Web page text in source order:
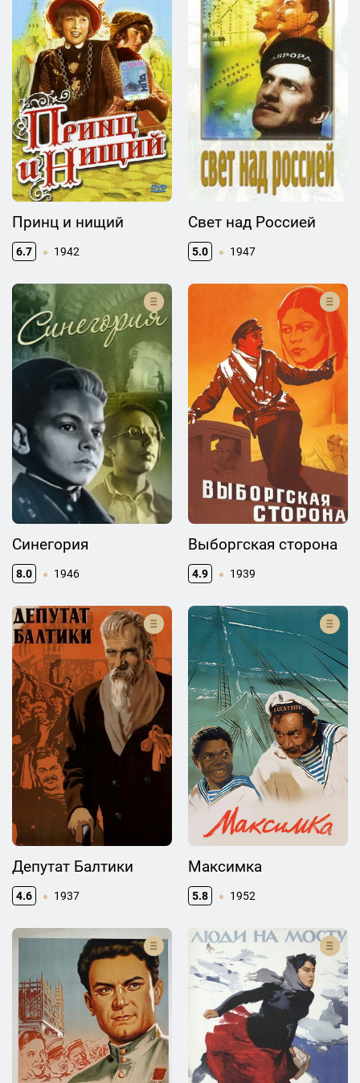
Принц и нищий
6.7 1942
Свет над Россией
5.0 1947
Синегория
8.0 1946
Выборгская сторона
4.9 1939
Депутат Балтики
4.6 1937
Максимка
5.8 1952